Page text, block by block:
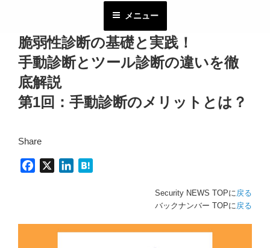
メニュー
脆弱性診断の基礎と実践！
手動診断とツール診断の違いを徹
底解説
第1回：手動診断のメリットとは？
Share
b
e
n
Security NEWS TOPに戻る
バックナンバー TOPに戻る